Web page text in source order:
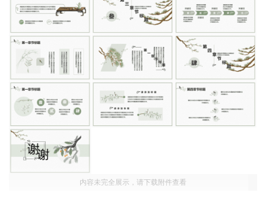
内容未完全展示，请下载附件查看